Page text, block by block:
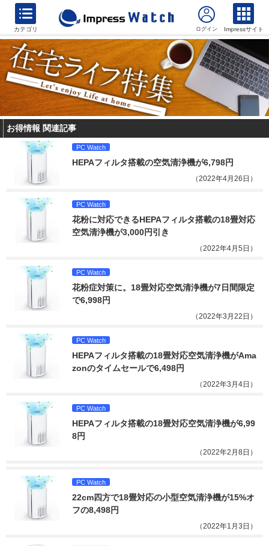
カテゴリ Impressサイト
お得情報 関連記事
PC Watch
HEPAフィルタ搭載の空気清浄機が6,798円
（2022年4月26日）
PC Watch
花粉に対応できるHEPAフィルタ搭載の18畳対応
空気清浄機が3,000円引き
（2022年4月5日）
PC Watch
花粉症対策に。18畳対応空気清浄機が7日間限定
で6,998円
（2022年3月22日）
PC Watch
HEPAフィルタ搭載の18畳対応空気清浄機がAma
zonのタイムセールで6,498円
（2022年3月4日）
PC Watch
HEPAフィルタ搭載の18畳対応空気清浄機が6,99
8円
（2022年2月8日）
PC Watch
22cm四方で18畳対応の小型空気清浄機が15%オ
フの8,498円
（2022年1月3日）